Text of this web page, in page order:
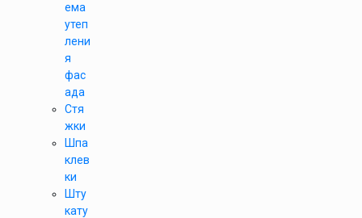
ема
утеп
лени
я
фас
ада
Стя
жки
Шпа
клев
ки
Шту
кату